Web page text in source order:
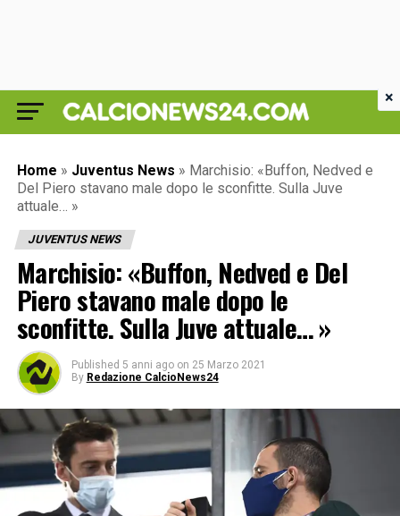
Home » Juventus News » Marchisio: «Buffon, Nedved e
Del Piero stavano male dopo le sconfitte. Sulla Juve
attuale… »
JUVENTUS NEWS
Marchisio: «Buffon, Nedved e Del
Piero stavano male dopo le
sconfitte. Sulla Juve attuale… »
Published 5 anni ago on 25 Marzo 2021
By Redazione CalcioNews24
×